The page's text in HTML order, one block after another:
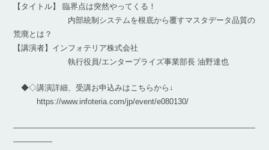
【タイトル】 臨界点は突然やってくる！
内部統制システムを根底から覆すマスタデータ品質の
荒廃とは？
【講演者】インフォテリア株式会社
執行役員/エンタープライズ事業部長 油野達也
◆◇講演詳細、受講お申込みはこちらから↓
https://www.infoteria.com/jp/event/e080130/
―――――――――――――――――――――――――――――――
―――――